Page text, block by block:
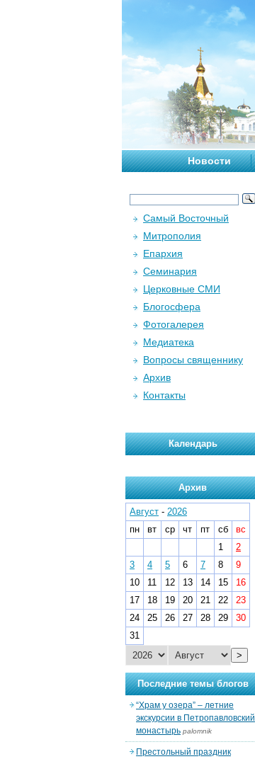
Новости
Самый Восточный
Митрополия
Епархия
Семинария
Церковные СМИ
Блогосфера
Фотогалерея
Медиатека
Вопросы священнику
Архив
Контакты
Календарь
Архив
Август - 2026
пн
вт ср чт пт сб
вс
1
2
3
4 5 6 7 8
9
10
11 12 13 14 15
16
17
18 19 20 21 22
23
24
25 26 27 28 29
30
31
>
Последние темы блогов
“Храм у озера” – летние
экскурсии в Петропавловский
монастырь palomnik
Престольный праздник